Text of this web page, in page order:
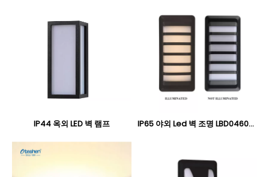
IP44 옥외 LED 벽 램프 IP65 야외 Led 벽 조명 LBD0460-12